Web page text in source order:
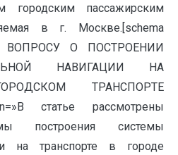
городским пассажирским
в г. Москве.[schema
ВОПРОСУ О ПОСТРОЕНИИ
НАВИГАЦИИ НА
ТРАНСПОРТЕ
статье рассмотрены
построения системы
на транспорте в городе